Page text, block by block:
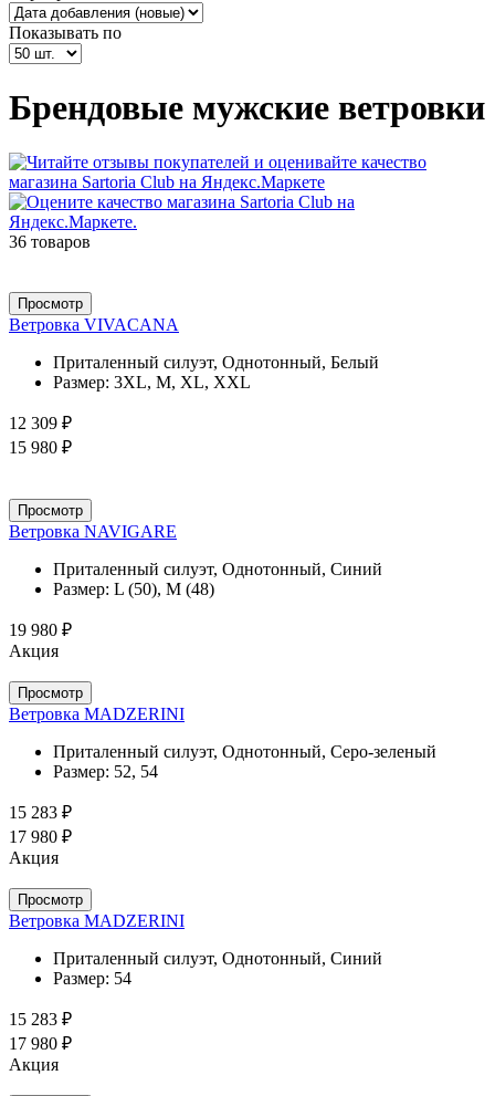
Показывать по
Брендовые мужские ветровки
36 товаров
Просмотр
Ветровка VIVACANA
Приталенный силуэт, Однотонный, Белый
Размер: 3XL, M, XL, XXL
12 309 ₽
15 980 ₽
Просмотр
Ветровка NAVIGARE
Приталенный силуэт, Однотонный, Синий
Размер: L (50), M (48)
19 980 ₽
Акция
Просмотр
Ветровка MADZERINI
Приталенный силуэт, Однотонный, Серо-зеленый
Размер: 52, 54
15 283 ₽
17 980 ₽
Акция
Просмотр
Ветровка MADZERINI
Приталенный силуэт, Однотонный, Синий
Размер: 54
15 283 ₽
17 980 ₽
Акция